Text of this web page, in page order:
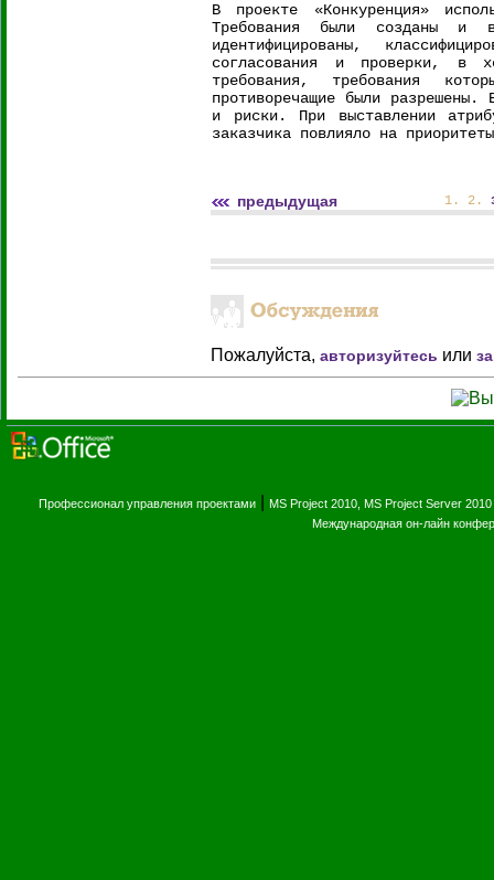
В проекте «Конкуренция»
Требования были созданы и
идентифицированы,
согласования и проверки, в
требования, требования
противоречащие были
и риски. При выставлении
заказчика повлияло на
предыдущая 1 . 2 .
Пожалуйста, авторизуйтесь или
Профессионал управления проектами MS Project 2010, MS Project Server 2010
Международная он-лайн